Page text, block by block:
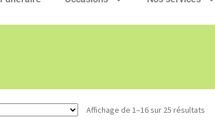
Affichage de 1–16 sur 25 résultats